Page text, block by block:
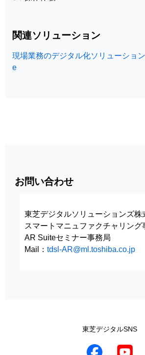
関連ソリューション
現場業務のデジタル化ソリューショ
e
お問い合わせ
東芝デジタルソリューションズ株
スマートマニュファクチャリング
AR Suiteセミナー事務局
Mail： tdsl-AR@ml.toshiba.co.jp
東芝デジタルSNS